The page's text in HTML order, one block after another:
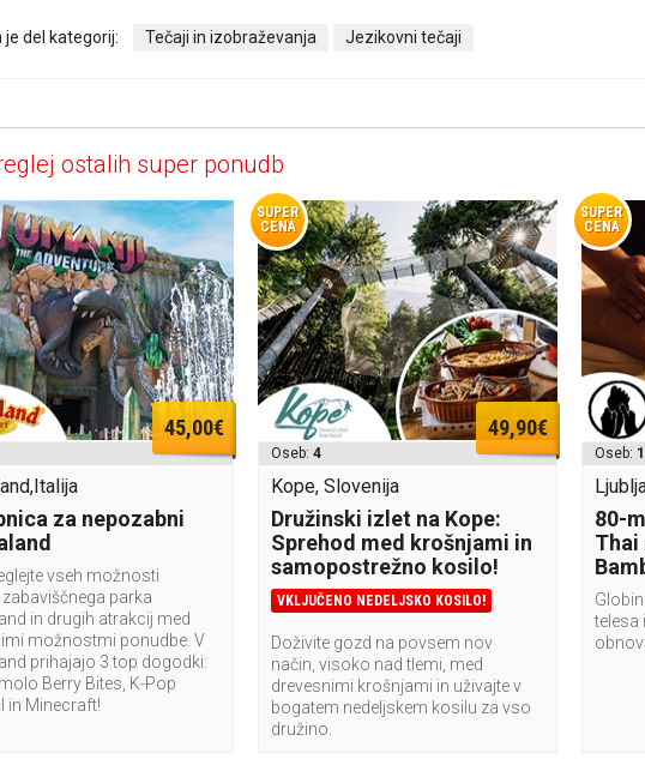
je del kategorij: Tečaji in izobraževanja Jezikovni tečaji
ostalih super ponudb
45,00€
za nepozabni
vseh možnosti
parka
in drugih atrakcij med
možnostmi ponudbe. V
prihajajo 3 top dogodki:
Berry Bites, K-Pop
in Minecraft!
SUPER
CENA
49,90€
Oseb: 4
Kope, Slovenija
Družinski izlet na Kope:
Sprehod med krošnjami in
samopostrežno kosilo!
VKLJUČENO NEDELJSKO KOSILO!
Doživite gozd na povsem nov
način, visoko nad tlemi, med
drevesnimi krošnjami in uživajte v
bogatem nedeljskem kosilu za vso
družino.
SUPER
CENA
Oseb: 1
80-
Thai
telesa